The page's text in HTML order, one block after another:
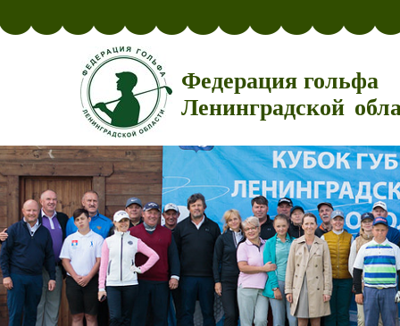
Федерация гольфа
Ленинградской